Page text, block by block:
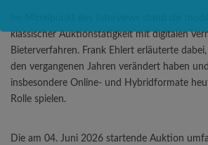
klassischer Auktionstätigkeit mit digitalen
Bieterverfahren. Frank Ehlert erläuterte
den vergangenen Jahren verändert haben
insbesondere Online- und Hybridformate
Rolle spielen.
Die am 04. Juni 2026 startende Auktion